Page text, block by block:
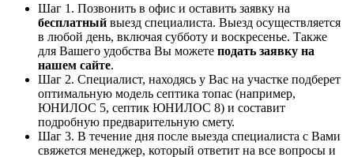
Шаг 1. Позвонить в офис и оставить заявку на
бесплатный выезд специалиста. Выезд осуществляется
в любой день, включая субботу и воскресенье. Также
для Вашего удобства Вы можете подать заявку на
нашем сайте.
Шаг 2. Специалист, находясь у Вас на участке подберет
оптимальную модель септика топас (например,
ЮНИЛОС 5, септик ЮНИЛОС 8) и составит
подробную предварительную смету.
Шаг 3. В течение дня после выезда специалиста с Вами
свяжется менеджер, который ответит на все вопросы и